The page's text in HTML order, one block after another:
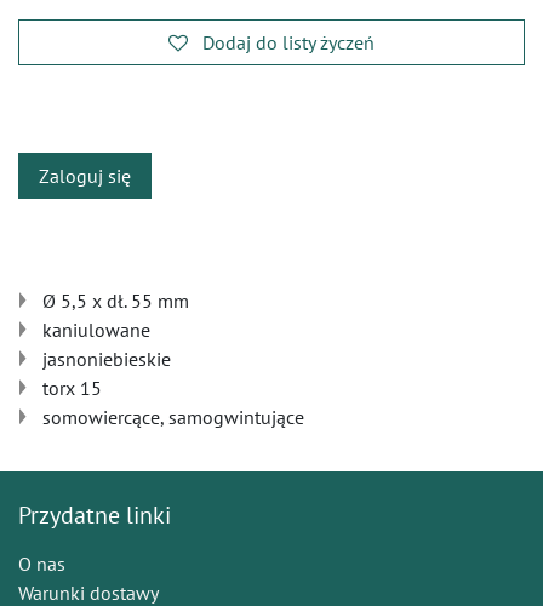
Dodaj do listy życzeń
Zaloguj się
Ø 5,5 x dł. 55 mm
kaniulowane
jasnoniebieskie
torx 15
somowiercące, samogwintujące
Przydatne linki
O nas
Warunki dostawy